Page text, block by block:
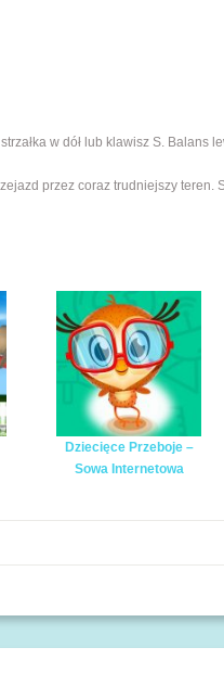
w dół lub klawisz S. Balans
przez coraz trudniejszy teren.
Dziecięce Przeboje –
Sowa Internetowa